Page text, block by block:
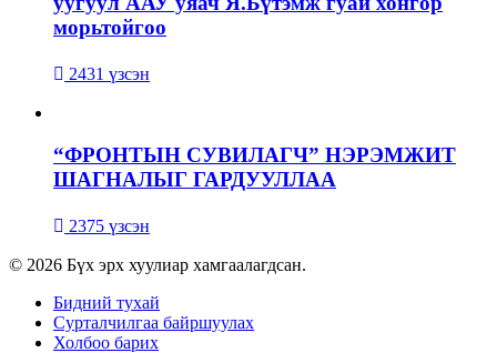
морьтойгоо
2431 үзсэн
“ФРОНТЫН СУВИЛАГЧ” НЭРЭМЖИТ
ШАГНАЛЫГ ГАРДУУЛЛАА
2375 үзсэн
© 2026 Бүх эрх хуулиар хамгаалагдсан.
Бидний тухай
Сурталчилгаа байршуулах
Холбоо барих